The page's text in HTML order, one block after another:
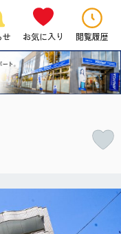
せ お気に入り 閲覧履歴